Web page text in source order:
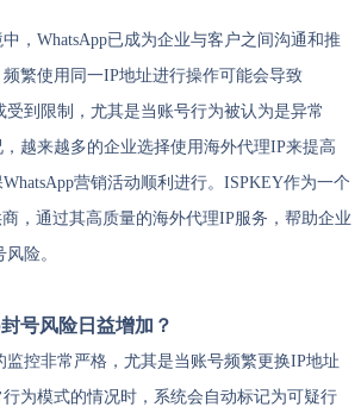
，WhatsApp已成为企业与客户之间沟通和推
繁使用同一IP地址进行操作可能会导致
受到限制，尤其是当账号行为被认为是异常
越来越多的企业选择使用海外代理IP来提高
营销活动顺利进行。ISPKEY作为一个
，通过其高质量的海外代理IP服务，帮助企业
险。
号风险日益增加？
监控非常严格，尤其是当账号频繁更换IP地址
为模式的情况时，系统会自动标记为可疑行